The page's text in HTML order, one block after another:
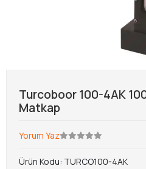
Turcoboor 100-4AK
Matkap
Yorum Yaz
Ürün Kodu: TURCO100-4AK